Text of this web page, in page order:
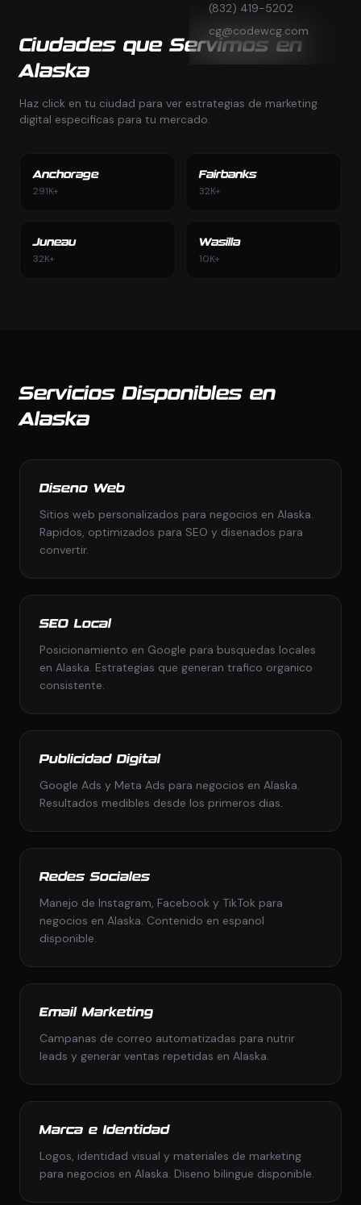
(832) 419-5202
cg@codewcg.com
Ciudades que Servimos en
Alaska
Haz click en tu ciudad para ver estrategias de marketing
digital especificas para tu mercado.
Anchorage
291K+
Fairbanks
32K+
Juneau
32K+
Wasilla
10K+
Servicios Disponibles en
Alaska
Diseno Web
Sitios web personalizados para negocios en Alaska.
Rapidos, optimizados para SEO y disenados para
convertir.
SEO Local
Posicionamiento en Google para busquedas locales
en Alaska. Estrategias que generan trafico organico
consistente.
Publicidad Digital
Google Ads y Meta Ads para negocios en Alaska.
Resultados medibles desde los primeros dias.
Redes Sociales
Manejo de Instagram, Facebook y TikTok para
negocios en Alaska. Contenido en espanol
disponible.
Email Marketing
Campanas de correo automatizadas para nutrir
leads y generar ventas repetidas en Alaska.
Marca e Identidad
Logos, identidad visual y materiales de marketing
para negocios en Alaska. Diseno bilingue disponible.